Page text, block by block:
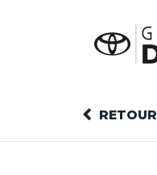
RETOUR